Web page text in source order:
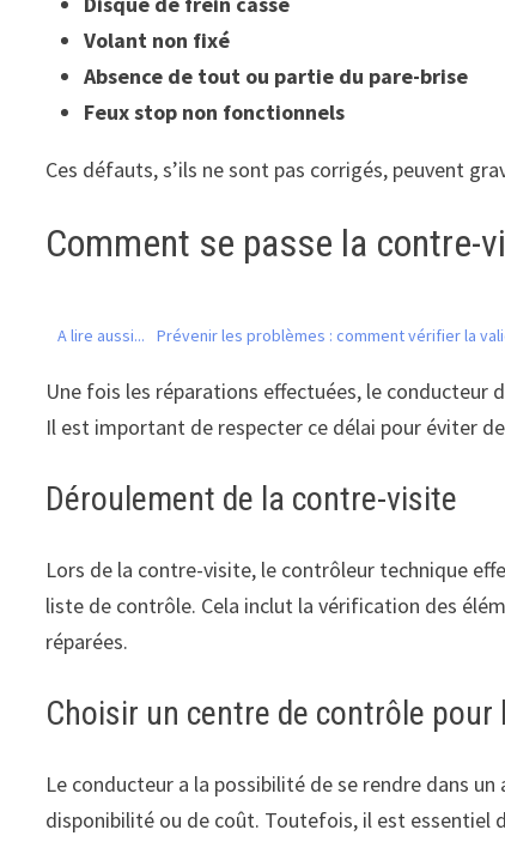
Volant non fixé
Absence de tout ou partie du pare-brise
Feux stop non fonctionnels
Ces défauts, s’ils ne sont pas corrigés, peuvent
Comment se passe la contre-
A lire aussi... Prévenir les problèmes : comment vérifier la
Une fois les réparations effectuées, le conducteur
Il est important de respecter ce délai pour éviter
Déroulement de la contre-visite
Lors de la contre-visite, le contrôleur technique
liste de contrôle. Cela inclut la vérification des
réparées.
Choisir un centre de contrôle
Le conducteur a la possibilité de se rendre dans
disponibilité ou de coût. Toutefois, il est essentiel